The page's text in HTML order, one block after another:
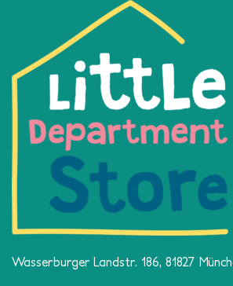
Wasserburger Landstr. 186, 81827